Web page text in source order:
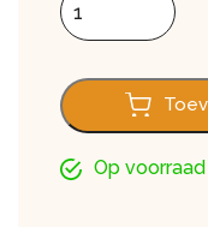
Op voorraad